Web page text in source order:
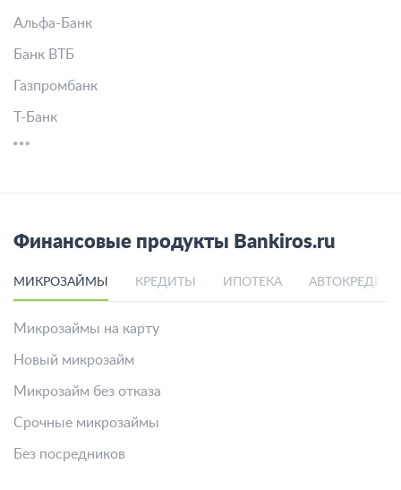
Альфа-Банк
Банк ВТБ
Газпромбанк
Т-Банк
Финансовые продукты Bankiros.ru
МИКРОЗАЙМЫ КРЕДИТЫ ИПОТЕКА
Микрозаймы на карту
Новый микрозайм
Микрозайм без отказа
Срочные микрозаймы
Без посредников